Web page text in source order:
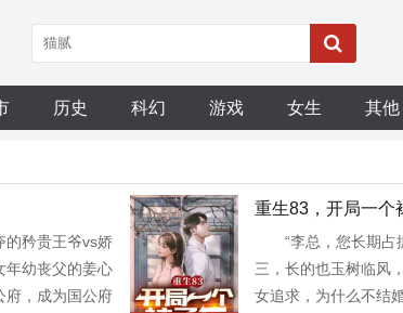
历史 科幻 游戏 女生 其他
的矜贵王爷vs娇
年幼丧父的姜心
府，成为国公府
重生83，开局一个
“李总，您长期
三，长的也玉树临风
女追求，为什么不结